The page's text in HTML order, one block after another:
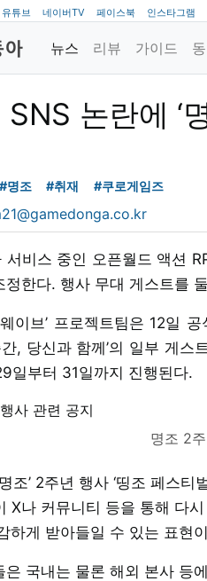
유튜브 네이버TV 페이스북 인스타그램
뉴스 리뷰 가이드
논란에 ‘
#명조 #취재 #쿠로게임즈
서비스 중인 오픈월드 액션
정한다. 행사 무대 게스트를
이브’ 프로젝트팀은 12일
, 당신과 함께’의 일부 게
일부터 31일까지 진행된다.
명조 2
조’ 2주년 행사 ‘띵조 페스
X나 커뮤니티 등을 통해 다
하게 받아들일 수 있는 표현
은 국내는 물론 해외 본사 등